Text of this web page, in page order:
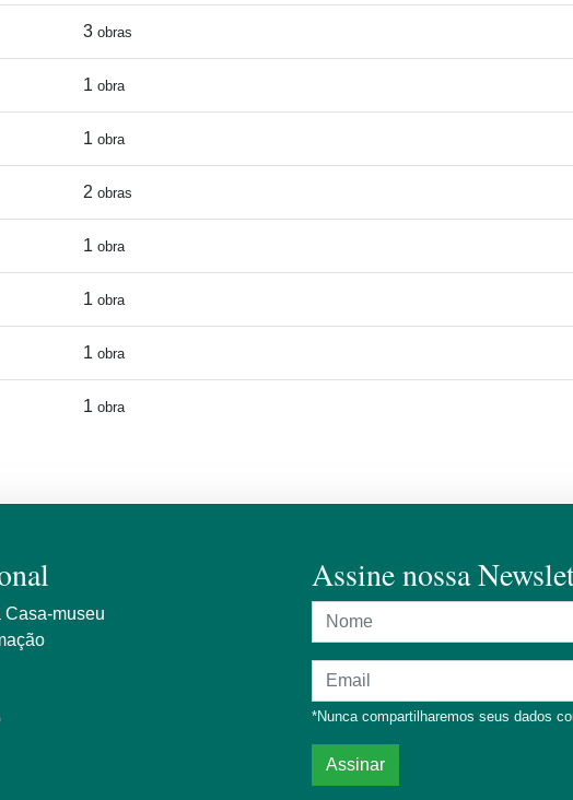
3 obras
1 obra
1 obra
2 obras
1 obra
1 obra
1 obra
1 obra
Casa-museu
Assine nossa
Nome
Endereço de e-mail
*Nunca compartilharemos seus dados
Assinar